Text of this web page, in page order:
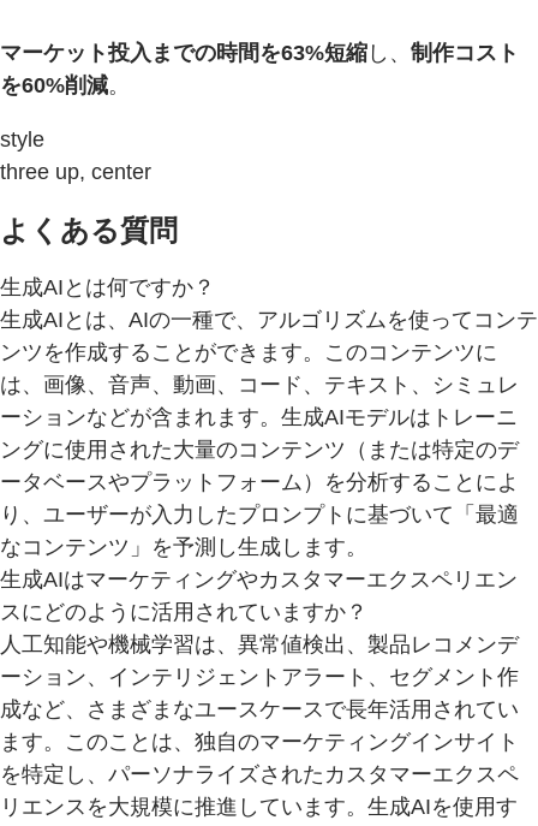
マーケット投入までの時間を63%短縮 し、 制作コスト
を60%削減。
style
three up, center
よくある質問
生成AIとは何ですか？
生成AIとは、AIの一種で、アルゴリズムを使ってコンテ
ンツを作成することができます。このコンテンツに
は、画像、音声、動画、コード、テキスト、シミュレ
ーションなどが含まれます。生成AIモデルはトレーニ
ングに使用された大量のコンテンツ（または特定のデ
ータベースやプラットフォーム）を分析することによ
り、ユーザーが入力したプロンプトに基づいて「最適
なコンテンツ」を予測し生成します。
生成AIはマーケティングやカスタマーエクスペリエン
スにどのように活用されていますか？
人工知能や機械学習は、異常値検出、製品レコメンデ
ーション、インテリジェントアラート、セグメント作
成など、さまざまなユースケースで長年活用されてい
ます。このことは、独自のマーケティングインサイト
を特定し、パーソナライズされたカスタマーエクスペ
リエンスを大規模に推進しています。生成AIを使用す